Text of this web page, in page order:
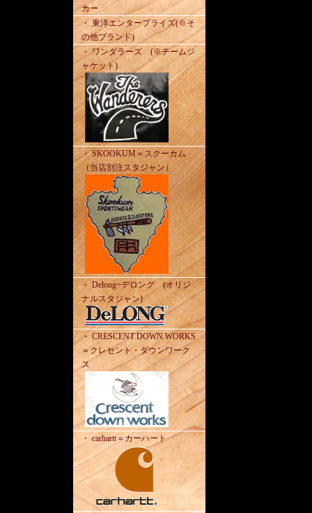
カー
・ 東洋エンタープライズ(※そ
の他ブランド)
・ ワンダラーズ (※チームジ
ャケット)
・ SKOOKUM＝スクーカム
（当店別注スタジャン）
・ Delong=デロング (オリジ
ナルスタジャン)
・ CRESCENT DOWN WORKS
＝クレセント・ダウンワーク
ス
・ carhartt＝カーハート